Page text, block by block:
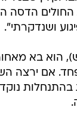
הדסה
ושנדקרתי".
הוא בא
אם ירצה